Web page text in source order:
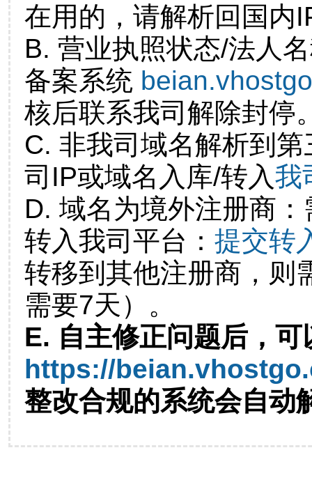
在用的，请解析回国内
B. 营业执照状态/法人
备案系统
核后联系我司解除封停
C. 非我司域名解析到
司IP或域名入库/转入我
D. 域名为境外注册商
转入我司平台： 提交转
转移到其他注册商，则
需要7天）。
E. 自主修正问题后，可
https://
整改合规的系统会自动